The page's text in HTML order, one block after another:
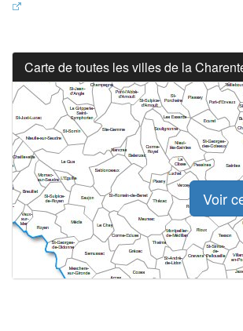
Carte de toutes les villes de la
Voir